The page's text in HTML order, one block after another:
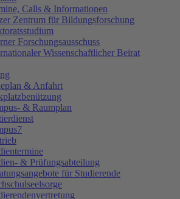
Calls & Informationen
Zentrum für Bildungsforschung
Forschungsausschuss
Wissenschaftlicher Beirat
& Anfahrt
& Raumplan
& Prüfungsabteilung
für Studierende